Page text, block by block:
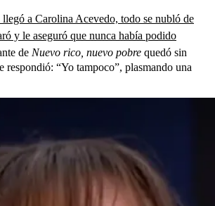
llegó a Carolina Acevedo, todo se nubló de
y le aseguró que nunca había podido
de Nuevo rico, nuevo pobre quedó sin
respondió: “Yo tampoco”, plasmando una